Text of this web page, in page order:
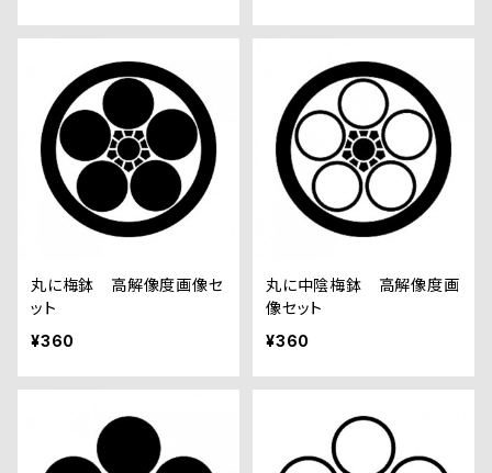
丸に梅鉢 高解像度画像セ
ット
¥360
丸に中陰梅鉢 高解像度画
像セット
¥360